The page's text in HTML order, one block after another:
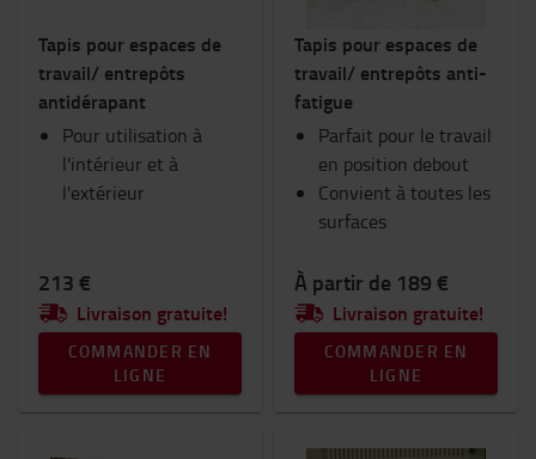
Ram Mount
Vêtements de travail
Goodies Toyota
Eclairage
Equipement hivernal
Espace de travail et entrepôt
Tapis
Tapis pour espaces de
travail/ entrepôts
antidérapant
Pour utilisation à
l'intérieur et à
l'extérieur
213 €
Livraison gratuite!
COMMANDER EN
LIGNE
Tapis pour espaces de
travail/ entrepôts anti-
fatigue
Parfait pour le travail
en position debout
Convient à toutes les
surfaces
À partir de 189 €
Livraison gratuite!
COMMANDER EN
LIGNE